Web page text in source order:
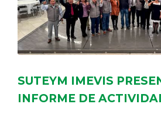
SUTEYM IMEVIS
INFORME DE